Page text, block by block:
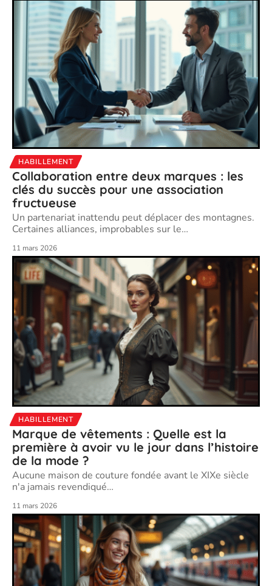
HABILLEMENT
Collaboration entre deux marques : les
clés du succès pour une association
fructueuse
Un partenariat inattendu peut déplacer des montagnes.
Certaines alliances, improbables sur le…
11 mars 2026
HABILLEMENT
Marque de vêtements : Quelle est la
première à avoir vu le jour dans l’histoire
de la mode ?
Aucune maison de couture fondée avant le XIXe siècle
n'a jamais revendiqué…
11 mars 2026